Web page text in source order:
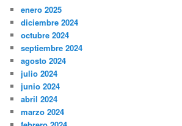
enero 2025
diciembre 2024
octubre 2024
septiembre 2024
agosto 2024
julio 2024
junio 2024
abril 2024
marzo 2024